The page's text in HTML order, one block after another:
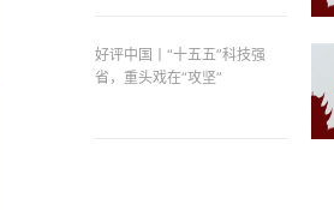
好评中国丨“十五五”科技强
省，重头戏在“攻坚”